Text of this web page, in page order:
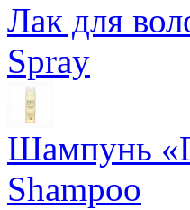
Лак для
Spray
Шампунь
Shampoo